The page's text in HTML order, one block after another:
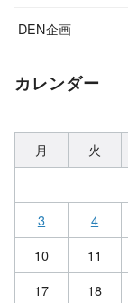
DEN企画
カレンダー
月 火
3
4
10
11
17
18